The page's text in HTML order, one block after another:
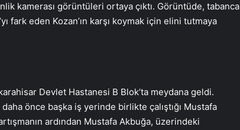
kamerası görüntüleri ortaya çıktı. Görüntüde, tabanca
fark eden Kozan’ın karşı koymak için elini tutmaya
Devlet Hastanesi B Blok’ta meydana geldi.
önce başka iş yerinde birlikte çalıştığı Mustafa
ardından Mustafa Akbuğa, üzerindeki